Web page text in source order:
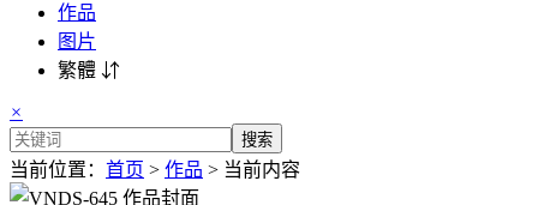
作品
图片
繁體 ⇵
×
搜索
当前位置： 首页 > 作品 > 当前内容